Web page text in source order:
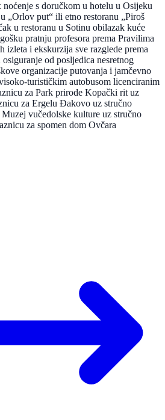
s doručkom u hotelu u Osijeku
„Orlov put“ ili etno restoranu „Piroš
u restoranu u Sotinu obilazak kuće
pratnju profesora prema Pravilima
izleta i ekskurzija sve razglede prema
od posljedica nesretnog
organizacije putovanja i jamčevno
turističkim autobusom licenciranim
za Park prirode Kopački rit uz
za Ergelu Đakovo uz stručno
vučedolske kulture uz stručno
za spomen dom Ovčara